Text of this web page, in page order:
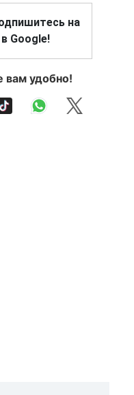
на
Google!
вам удобно!